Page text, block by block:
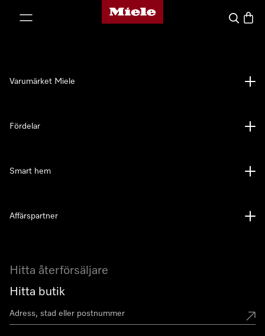
Mieles hemsida
Sök
Hitta återförsäljare
Hitta butik
Varumärket Miele
Fördelar
Smart hem
Affärspartner